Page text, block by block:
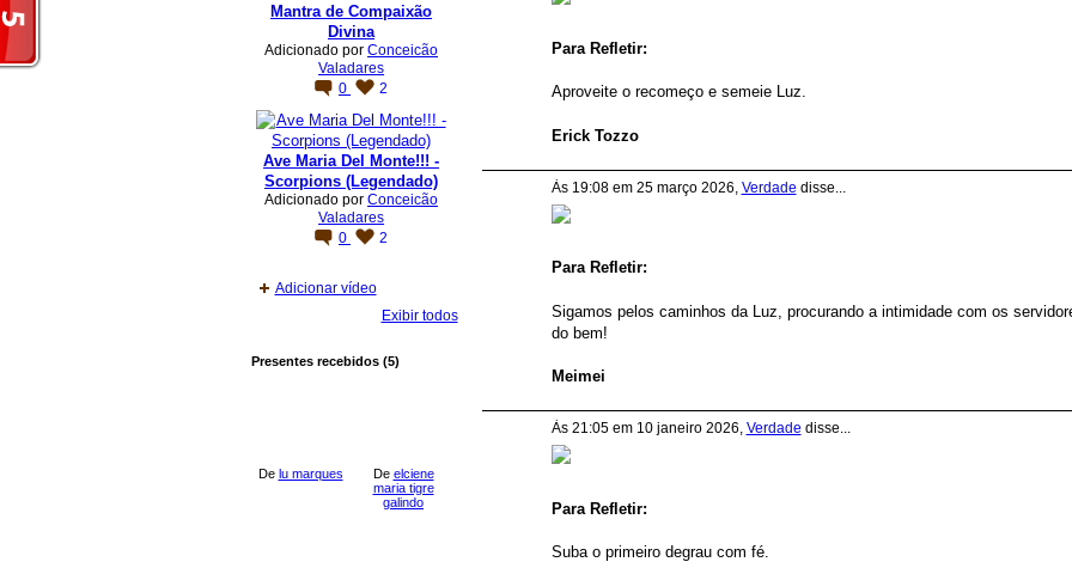
Mantra de Compaixão
Divina
Adicionado por Conceicão
Valadares
0
2
Ave Maria Del Monte!!! -
Scorpions (Legendado)
Adicionado por Conceicão
Valadares
0
2
Adicionar vídeo
Exibir todos
Presentes recebidos (5)
De lu marques De elciene
maria tigre
galindo
Para Refletir:
Aproveite o recomeço e semeie Luz.
Erick Tozzo
Às 19:08 em 25 março 2026, Verdade disse...
Para Refletir:
Sigamos pelos caminhos da Luz, procurando a intimidade com os
do bem!
Meimei
Às 21:05 em 10 janeiro 2026, Verdade disse...
Para Refletir:
Suba o primeiro degrau com fé.